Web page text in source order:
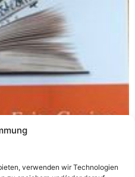
verwenden wir Technologien